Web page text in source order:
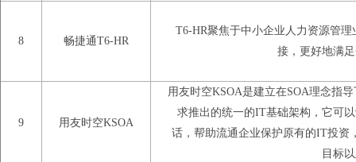
8 畅捷通T6-HR
T6-HR聚焦于中小企业人力资源管
接，更好地满
9 用友时空KSOA
用友时空KSOA是建立在SOA理念指
求推出的统一的IT基础架构，它可
话，帮助流通企业保护原有的IT投资
目标